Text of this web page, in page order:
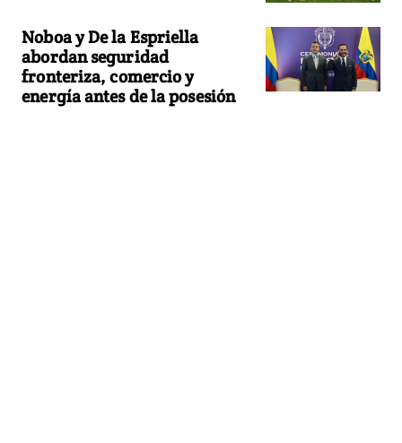
Noboa y De la Espriella
abordan seguridad
fronteriza, comercio y
energía antes de la posesión